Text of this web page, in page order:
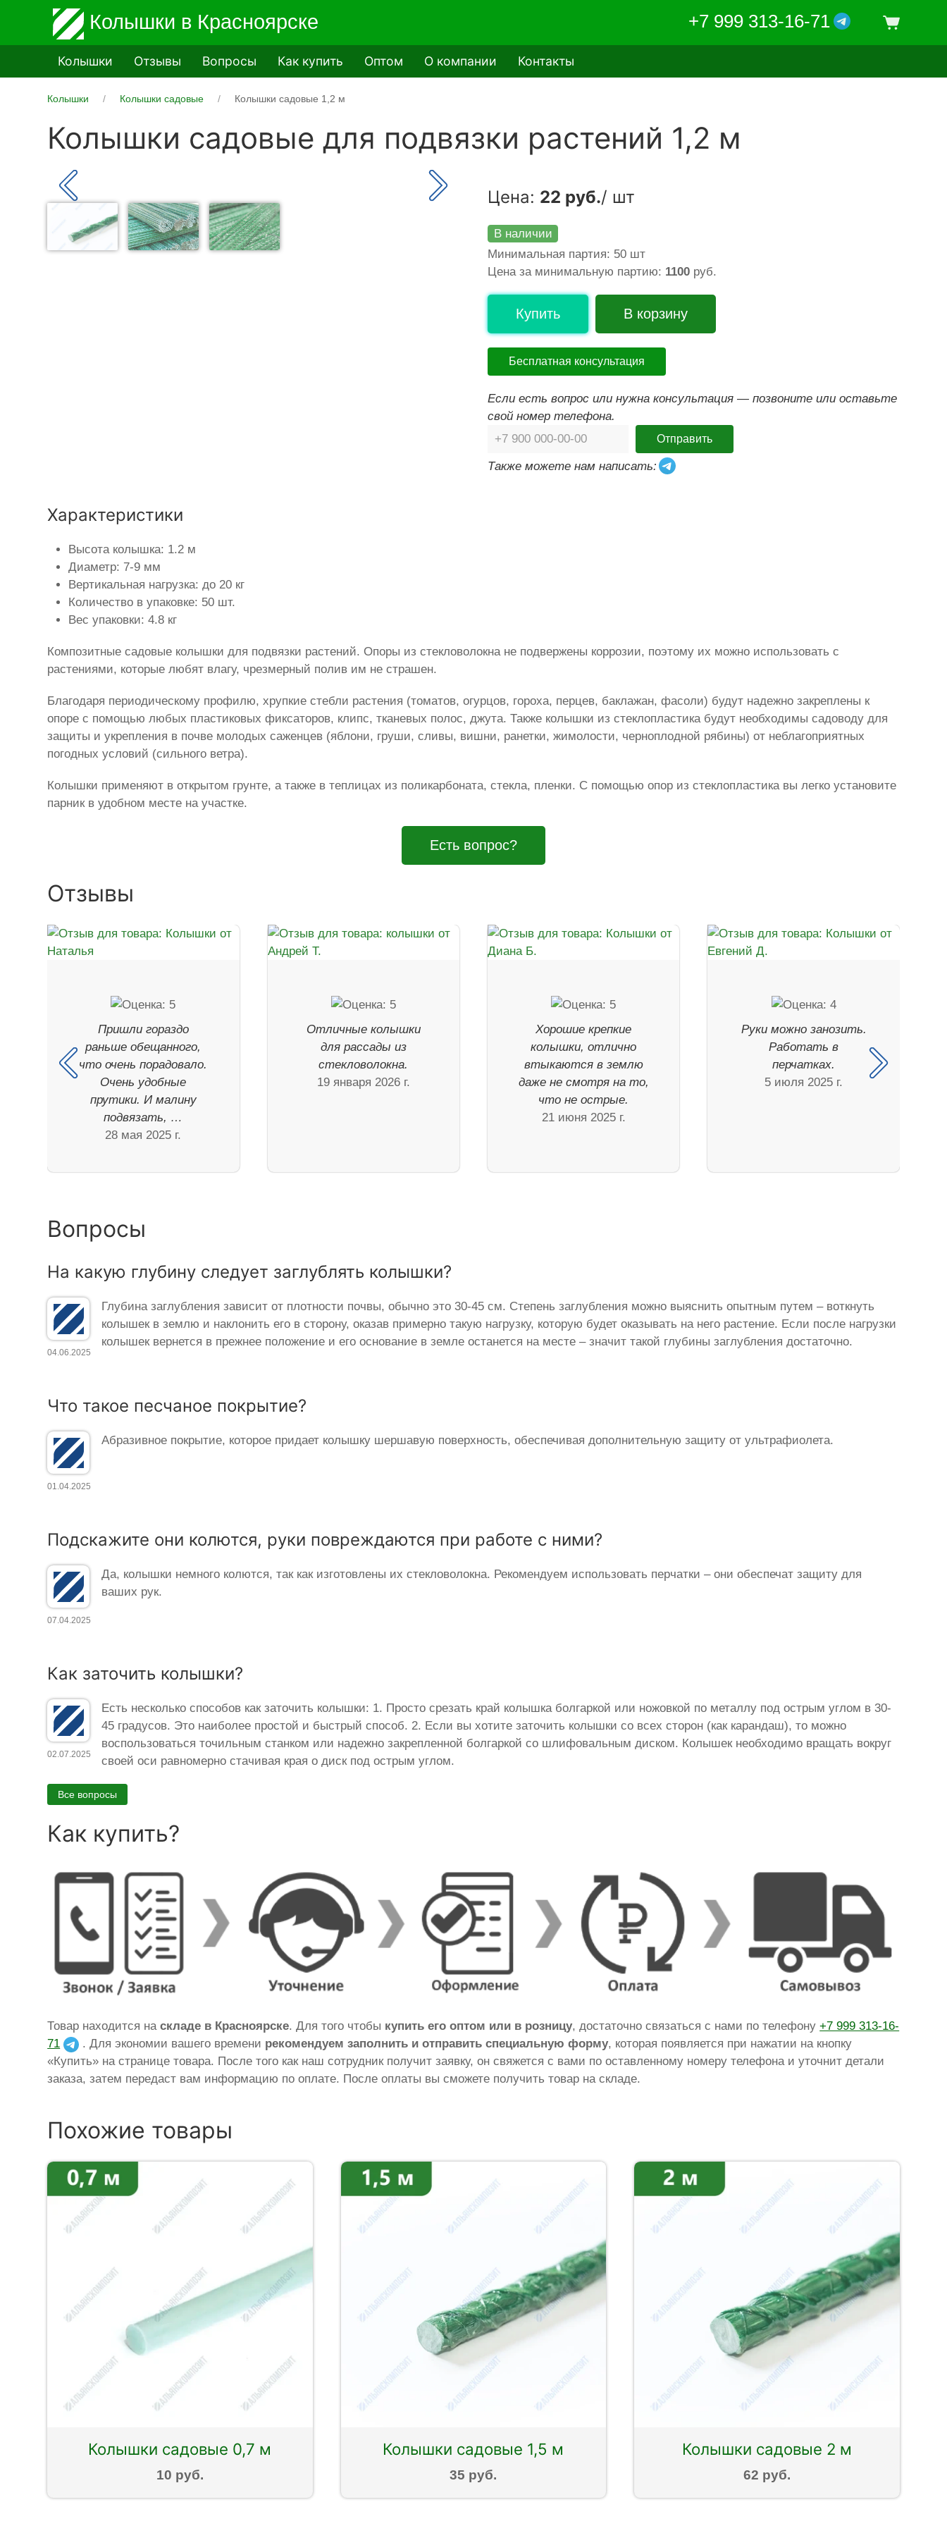
Колышки в Красноярскe +7 999 313-16-71
Колышки Отзывы Вопросы Как купить Оптом О компании Контакты
Колышки Колышки садовые Колышки садовые 1,2 м
Колышки садовые для подвязки растений 1,2 м
Цена: 22 руб./ шт
В наличии
Минимальная партия: 50 шт
Цена за минимальную партию: 1100 руб.
Купить В корзину
Бесплатная консультация
Если есть вопрос или нужна консультация — позвоните или оставьте
свой номер телефона.
Отправить
Также можете нам написать:
Характеристики
Высота колышка: 1.2 м
Диаметр: 7-9 мм
Вертикальная нагрузка: до 20 кг
Количество в упаковке: 50 шт.
Вес упаковки: 4.8 кг
Композитные садовые колышки для подвязки растений. Опоры из стекловолокна не подвержены коррозии, поэтому их можно использовать с
растениями, которые любят влагу, чрезмерный полив им не страшен.
Благодаря периодическому профилю, хрупкие стебли растения (томатов, огурцов, гороха, перцев, баклажан, фасоли) будут надежно закреплены к
опоре с помощью любых пластиковых фиксаторов, клипс, тканевых полос, джута. Также колышки из стеклопластика будут необходимы садоводу для
защиты и укрепления в почве молодых саженцев (яблони, груши, сливы, вишни, ранетки, жимолости, черноплодной рябины) от неблагоприятных
погодных условий (сильного ветра).
Колышки применяют в открытом грунте, а также в теплицах из поликарбоната, стекла, пленки. С помощью опор из стеклопластика вы легко установите
парник в удобном месте на участке.
Есть вопрос?
Отзывы
Пришли гораздо
раньше обещанного,
что очень порадовало.
Очень удобные
прутики. И малину
подвязать, …
28 мая 2025 г.
Отличные колышки
для рассады из
стекловолокна.
19 января 2026 г.
Хорошие крепкие
колышки, отлично
втыкаются в землю
даже не смотря на то,
что не острые.
21 июня 2025 г.
Руки можно занозить.
Работать в
перчатках.
5 июля 2025 г.
Вопросы
На какую глубину следует заглублять колышки?
04.06.2025
Глубина заглубления зависит от плотности почвы, обычно это 30-45 см. Степень заглубления можно выяснить опытным путем – воткнуть
колышек в землю и наклонить его в сторону, оказав примерно такую нагрузку, которую будет оказывать на него растение. Если после нагрузки
колышек вернется в прежнее положение и его основание в земле останется на месте – значит такой глубины заглубления достаточно.
Что такое песчаное покрытие?
01.04.2025
Абразивное покрытие, которое придает колышку шершавую поверхность, обеспечивая дополнительную защиту от ультрафиолета.
Подскажите они колются, руки повреждаются при работе с ними?
07.04.2025
Да, колышки немного колются, так как изготовлены их стекловолокна. Рекомендуем использовать перчатки – они обеспечат защиту для
ваших рук.
Как заточить колышки?
02.07.2025
Есть несколько способов как заточить колышки: 1. Просто срезать край колышка болгаркой или ножовкой по металлу под острым углом в 30-
45 градусов. Это наиболее простой и быстрый способ. 2. Если вы хотите заточить колышки со всех сторон (как карандаш), то можно
воспользоваться точильным станком или надежно закрепленной болгаркой со шлифовальным диском. Колышек необходимо вращать вокруг
своей оси равномерно стачивая края о диск под острым углом.
Все вопросы
Как купить?
Товар находится наскладе в Красноярскe. Для того чтобы купить его оптом или в розницу, достаточно связаться с нами по телефону+7 999 313-16-
71
. Для экономии вашего времени рекомендуем заполнить и отправить специальную форму, которая появляется при нажатии на кнопку
«Купить» на странице товара. После того как наш сотрудник получит заявку, он свяжется с вами по оставленному номеру телефона и уточнит детали
заказа, затем передаст вам информацию по оплате. После оплаты вы сможете получить товар на складе.
Похожие товары
Колышки садовые 0,7 м
10 руб.
Колышки садовые 1,5 м
35 руб.
Колышки садовые 2 м
62 руб.